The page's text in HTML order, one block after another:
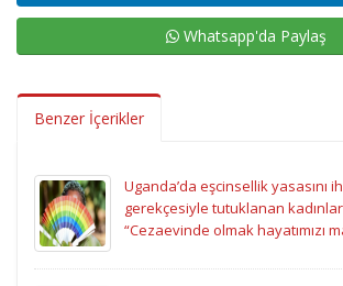
Whatsapp'da Paylaş
Benzer İçerikler
Uganda’da eşcinsellik yasasını
gerekçesiyle tutuklanan
“Cezaevinde olmak hayatımızı